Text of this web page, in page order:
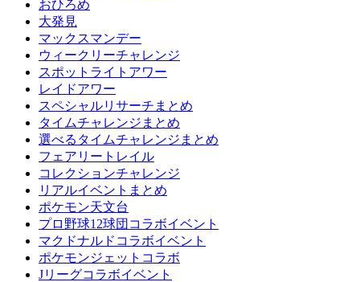
おひろめ
大発見
マックスマンデー
ウィークリーチャレンジ
スポットライトアワー
レイドアワー
スペシャルリサーチまとめ
タイムチャレンジまとめ
選べるタイムチャレンジまとめ
フェアリートレイル
コレクションチャレンジ
リアルイベントまとめ
ポケモン天文台
プロ野球12球団コラボイベント
マクドナルドコラボイベント
ポケモンジェットコラボ
Jリーグコラボイベント